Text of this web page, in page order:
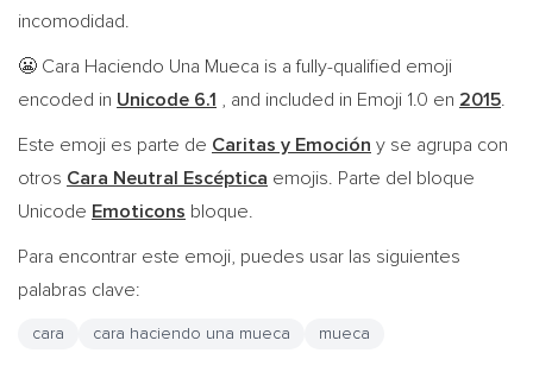
incomodidad.
😬 Cara Haciendo Una Mueca is a fully-qualified emoji
encoded in Unicode 6.1 , and included in Emoji 1.0 en 2015.
Este emoji es parte de Caritas y Emoción y se agrupa con
otros Cara Neutral Escéptica emojis. Parte del bloque
Unicode Emoticons bloque.
Para encontrar este emoji, puedes usar las siguientes
palabras clave:
cara cara haciendo una mueca mueca